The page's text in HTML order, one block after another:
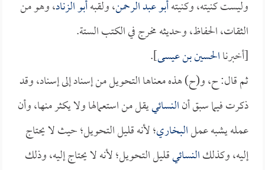
وليست كنيته، وكنيتهأبو عبد الرحمن، ولقبهأبو الزناد، وهو من
الثقات، الحفاظ، وحديثه مخرج في الكتب الستة.
[أخبرناالحسين بن عيسى].
ثم قال: ح، و(ح) هذه معناها التحويل من إسناد إلى إسناد، وقد
ذكرت فيما سبق أنالنسائييقل من استعمالها ولا يكثر منها، وأن
عمله يشبه عملالبخاري؛ لأنه قليل التحويل؛ حيث لا يحتاج
إليه، وكذلكالنسائيقليل التحويل؛ لأنه لا يحتاج إليه، وذلك